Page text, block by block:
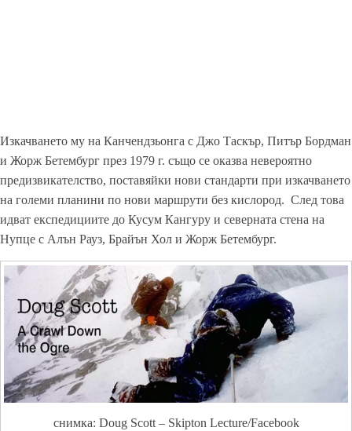
Изкачването му на Канчендзьонга с Джо Таскър, Питър Бордман
и Жорж Бетембург през 1979 г. също се оказва невероятно
предизвикателство, поставяйки нови стандарти при изкачването
на големи планини по нови маршрути без кислород. След това
идват експедициите до Кусум Кангуру и северната стена на
Нупце с Алън Рауз, Брайън Хол и Жорж Бетембург.
снимка: Doug Scott – Skipton Lecture/Facebook